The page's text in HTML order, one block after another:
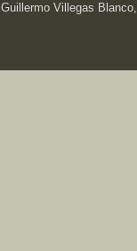
Guillermo Villegas